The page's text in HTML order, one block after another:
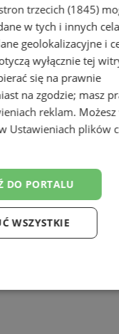
w ZSP5 –
II
trzecich (1845)
w tych i innych
geolokalizacyjne i
wyłącznie tej
się na prawnie
na zgodzie; masz
reklam.
Ustawieniach plików
DO PORTALU
WSZYSTKIE